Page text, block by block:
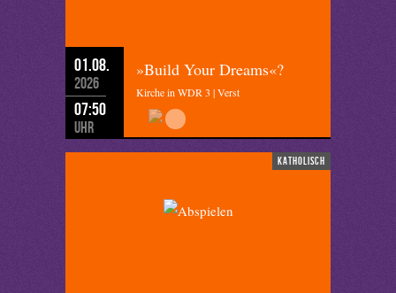
01.08.
2026
07:50
Uhr
»Build Your Dreams«?
Kirche in WDR 3 | Verst
katholisch